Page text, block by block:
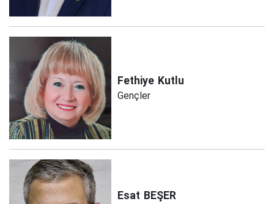
Fethiye Kutlu
Gençler
Esat BEŞER